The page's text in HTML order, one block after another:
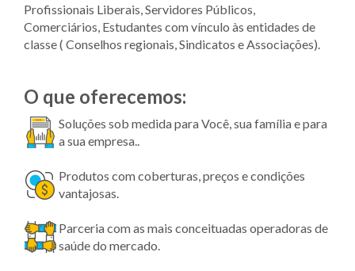
Profissionais Liberais, Servidores Públicos,
Comerciários, Estudantes com vínculo às entidades de
classe ( Conselhos regionais, Sindicatos e Associações).
O que oferecemos:
Soluções sob medida para Você, sua família e para
a sua empresa..
Produtos com coberturas, preços e condições
vantajosas.
Parceria com as mais conceituadas operadoras de
saúde do mercado.